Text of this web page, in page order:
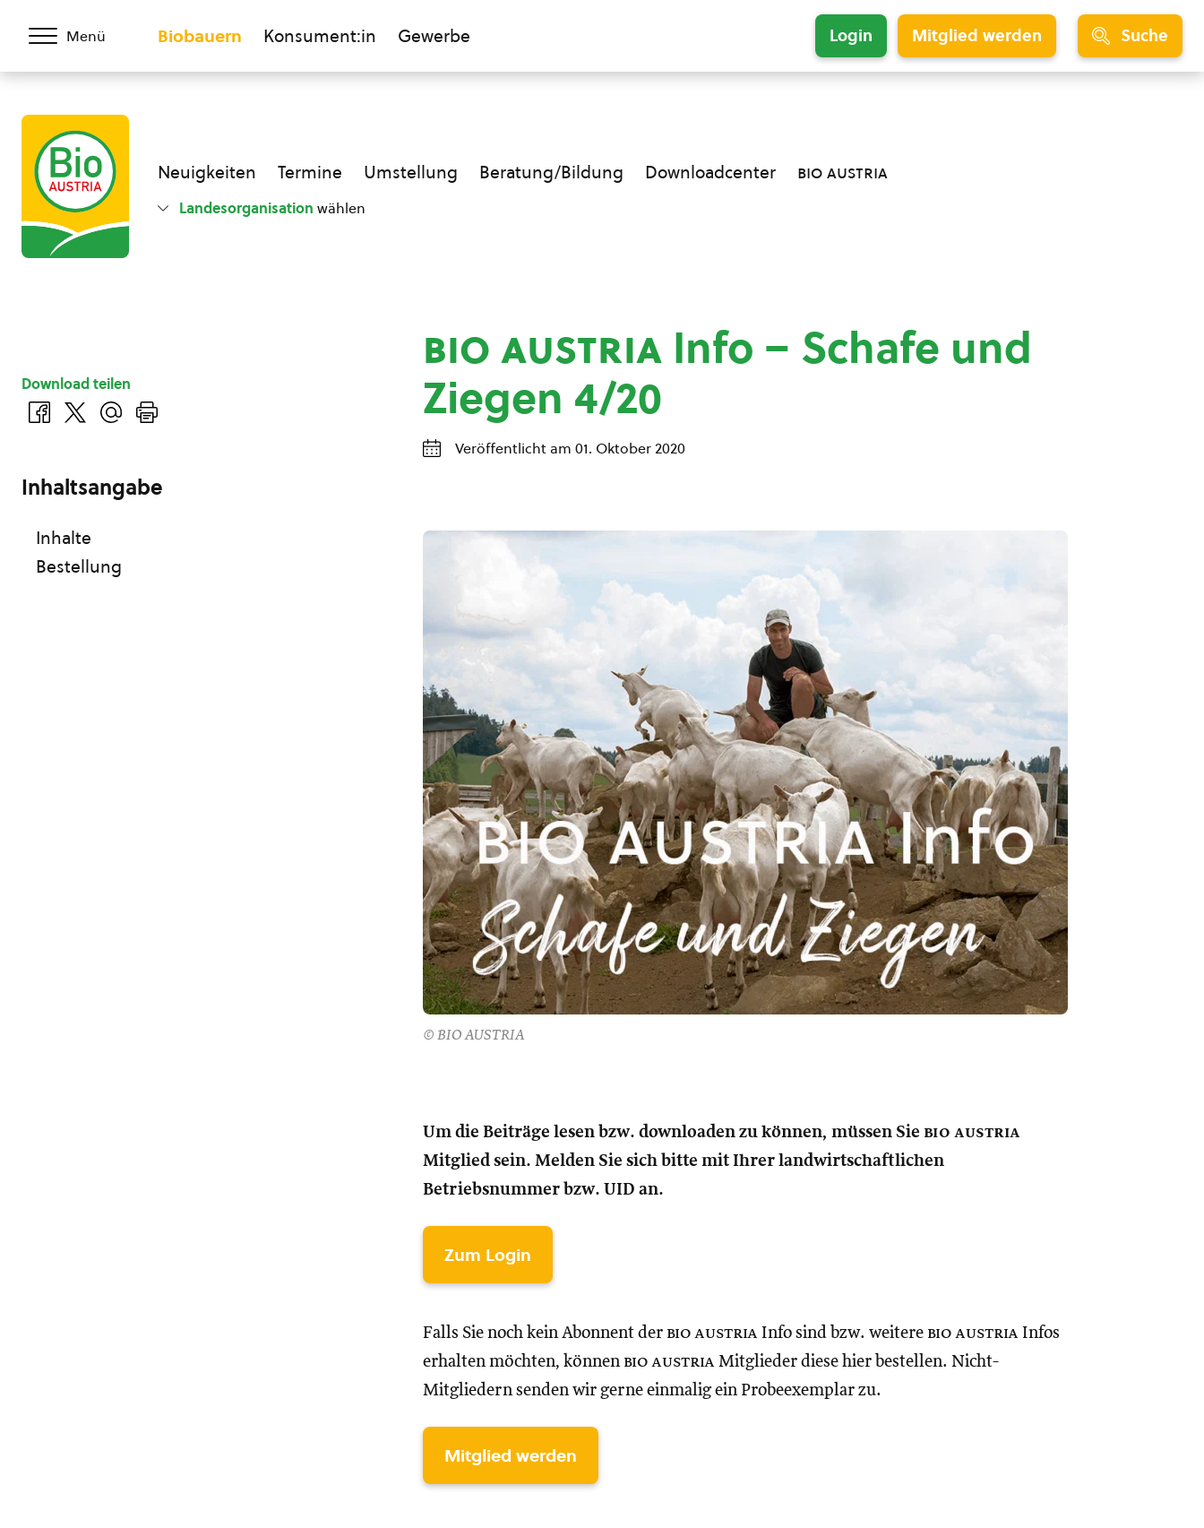
Menü Biobauern Konsument:in Gewerbe Login Mitglied werden Suche
Neuigkeiten Termine Umstellung Beratung/Bildung Downloadcenter bio austria
Landesorganisation wählen
bio austria Info – Schafe und
Ziegen 4/20
Veröffentlicht am 01. Oktober 2020
© BIO AUSTRIA
Um die Beiträge lesen bzw. downloaden zu können, müssen Sie bio austria
Mitglied sein. Melden Sie sich bitte mit Ihrer landwirtschaftlichen
Betriebsnummer bzw. UID an.
Zum Login
Falls Sie noch kein Abonnent der bio austria Info sind bzw. weitere bio austria Infos
erhalten möchten, können bio austria Mitglieder diese hier bestellen. Nicht-
Mitgliedern senden wir gerne einmalig ein Probeexemplar zu.
Mitglied werden
Download teilen
Inhaltsangabe
Inhalte
Bestellung